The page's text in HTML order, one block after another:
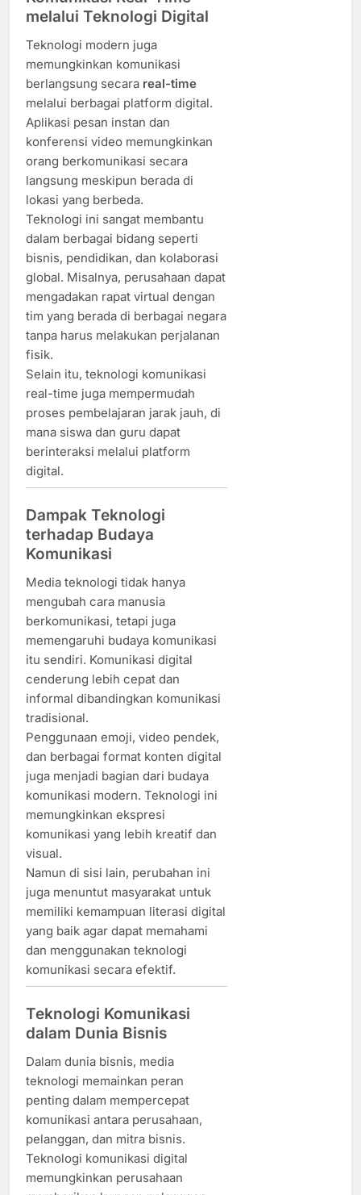
melalui Teknologi Digital
Teknologi modern juga
memungkinkan komunikasi
berlangsung secara real-time
melalui berbagai platform digital.
Aplikasi pesan instan dan
konferensi video memungkinkan
orang berkomunikasi secara
langsung meskipun berada di
lokasi yang berbeda.
Teknologi ini sangat membantu
dalam berbagai bidang seperti
bisnis, pendidikan, dan kolaborasi
global. Misalnya, perusahaan dapat
mengadakan rapat virtual dengan
tim yang berada di berbagai negara
tanpa harus melakukan perjalanan
fisik.
Selain itu, teknologi komunikasi
real-time juga mempermudah
proses pembelajaran jarak jauh, di
mana siswa dan guru dapat
berinteraksi melalui platform
digital.
Dampak Teknologi
terhadap Budaya
Komunikasi
Media teknologi tidak hanya
mengubah cara manusia
berkomunikasi, tetapi juga
memengaruhi budaya komunikasi
itu sendiri. Komunikasi digital
cenderung lebih cepat dan
informal dibandingkan komunikasi
tradisional.
Penggunaan emoji, video pendek,
dan berbagai format konten digital
juga menjadi bagian dari budaya
komunikasi modern. Teknologi ini
memungkinkan ekspresi
komunikasi yang lebih kreatif dan
visual.
Namun di sisi lain, perubahan ini
juga menuntut masyarakat untuk
memiliki kemampuan literasi digital
yang baik agar dapat memahami
dan menggunakan teknologi
komunikasi secara efektif.
Teknologi Komunikasi
dalam Dunia Bisnis
Dalam dunia bisnis, media
teknologi memainkan peran
penting dalam mempercepat
komunikasi antara perusahaan,
pelanggan, dan mitra bisnis.
Teknologi komunikasi digital
memungkinkan perusahaan